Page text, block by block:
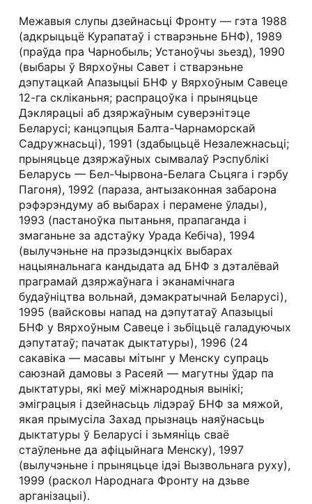
Межавыя слупы дзейнасьці Фронту — гэта 1988
(адкрыцьцё Курапатаў і стварэньне БНФ), 1989
(праўда пра Чарнобыль; Устаноўчы зьезд), 1990
(выбары ў Вярхоўны Савет і стварэньне
дэпутацкай Апазыцыі БНФ у Вярхоўным Савеце
12-га скліканьня; распрацоўка і прыняцьце
Дэклярацыі аб дзяржаўным суверэнітэце
Беларусі; канцэпцыя Балта-Чарнаморскай
Садружнасьці), 1991 (здабыцьцё Незалежнасьці;
прыняцьце дзяржаўных сымвалаў Рэспублікі
Беларусь — Бел-Чырвона-Белага Сьцяга і гэрбу
Пагоня), 1992 (параза, антызаконная забарона
рэфэрэндуму аб выбарах і перамене ўлады),
1993 (пастаноўка пытаньня, прапаганда і
змаганьне за адстаўку Урада Кебіча), 1994
(вылучэньне на прэзыдэнцкіх выбарах
нацыянальнага кандыдата ад БНФ з дэталёвай
праграмай дзяржаўнага і эканамічнага
будаўніцтва вольнай, дэмакратычнай Беларусі),
1995 (вайсковы напад на дэпутатаў Апазыцыі
БНФ у Вярхоўным Савеце і зьбіцьцё галадуючых
дэпутатаў; пачатак дыктатуры), 1996 (24
сакавіка — масавы мітынг у Менску супраць
саюзнай дамовы з Расеяй — магутны ўдар па
дыктатуры, які меў міжнародныя вынікі;
эміграцыя і дзейнасьць лідэраў БНФ за мяжой,
якая прымусіла Захад прызнаць наяўнасьць
дыктатуры ў Беларусі і зьмяніць сваё
стаўленьне да афіцыйнага Менску), 1997
(вылучэньне і прыняцьце ідэі Вызвольнага руху),
1999 (раскол Народнага Фронту на дзьве
арганізацыі).